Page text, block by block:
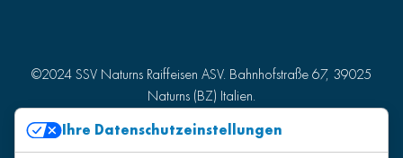
©2024 SSV Naturns Raiffeisen ASV. Bahnhofstraße 67, 39025
Naturns (BZ) Italien.
Produced byKreatif.
Ihre Datenschutzeinstellungen